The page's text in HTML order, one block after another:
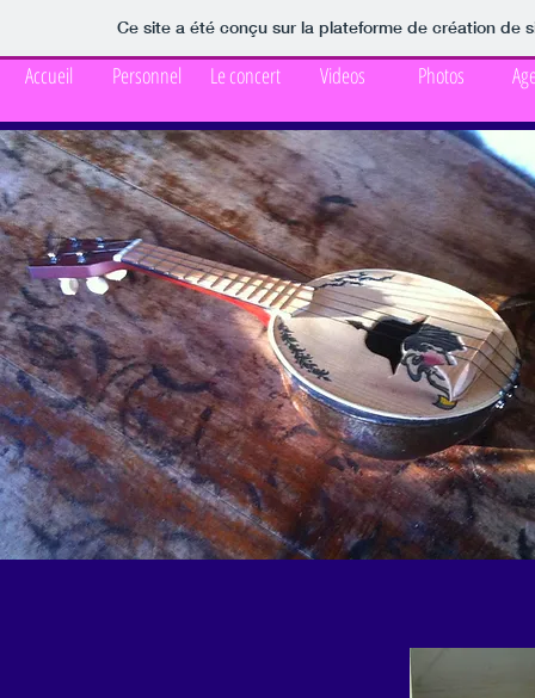
Ce site a été conçu sur la plateforme de création de
Accueil Personnel Le concert Videos Photos